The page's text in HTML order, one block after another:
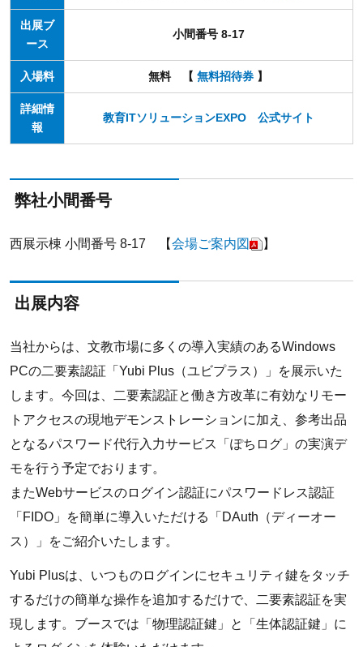
出展ブ
ース
小間番号 8-17
入場料 無料 【無料招待券 】
詳細情
報
教育ITソリューションEXPO 公式サイト
弊社小間番号
西展示棟 小間番号 8-17 【会場ご案内図】
出展内容
当社からは、文教市場に多くの導入実績のあるWindows
PCの二要素認証「Yubi Plus（ユビプラス）」を展示いた
します。今回は、二要素認証と働き方改革に有効なリモー
トアクセスの現地デモンストレーションに加え、参考出品
となるパスワード代行入力サービス「ぽちログ」の実演デ
モを行う予定でおります。
またWebサービスのログイン認証にパスワードレス認証
「FIDO」を簡単に導入いただける「DAuth（ディーオー
ス）」をご紹介いたします。
Yubi Plusは、いつものログインにセキュリティ鍵をタッチ
するだけの簡単な操作を追加するだけで、二要素認証を実
現します。ブースでは「物理認証鍵」と「生体認証鍵」に